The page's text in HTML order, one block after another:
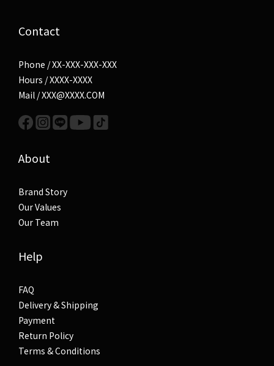
Contact
Phone / XX-XXX-XXX-XXX
Hours / XXXX-XXXX
Mail / XXX@XXXX.COM
About
Brand Story
Our Values
Our Team
Help
FAQ
Delivery & Shipping
Payment
Return Policy
Terms & Conditions